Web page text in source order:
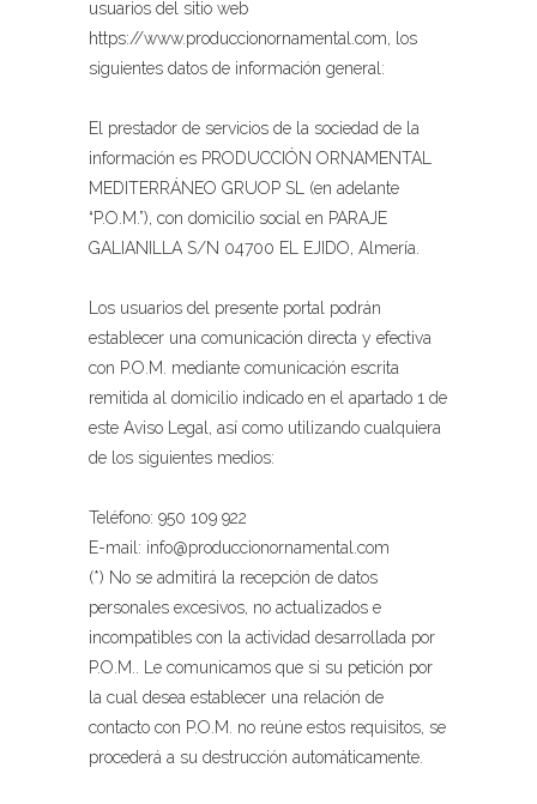
usuarios del sitio web
https://www.produccionornamental.com, los
siguientes datos de información general:
El prestador de servicios de la sociedad de la
información es PRODUCCIÓN ORNAMENTAL
MEDITERRÁNEO GRUOP SL (en adelante
“P.O.M.”), con domicilio social en PARAJE
GALIANILLA S/N 04700 EL EJIDO, Almería.
Los usuarios del presente portal podrán
establecer una comunicación directa y efectiva
con P.O.M. mediante comunicación escrita
remitida al domicilio indicado en el apartado 1 de
este Aviso Legal, así como utilizando cualquiera
de los siguientes medios:
Teléfono: 950 109 922
E-mail: info@produccionornamental.com
(*) No se admitirá la recepción de datos
personales excesivos, no actualizados e
incompatibles con la actividad desarrollada por
P.O.M.. Le comunicamos que si su petición por
la cual desea establecer una relación de
contacto con P.O.M. no reúne estos requisitos, se
procederá a su destrucción automáticamente.